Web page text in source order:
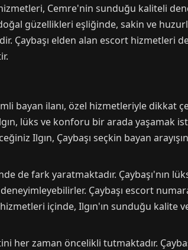
Cemre'nin sunduğu kaliteli
güzellikleri eşliğinde, sakin ve
Çaybaşı elden alan escort hizmetleri
bayan ilanı, özel hizmetleriyle dikkat
lüks ve konforu bir arada yaşamak
Ilgın, Çaybaşı seçkin bayan
de fark yaratmaktadır. Çaybaşı'nın
Çaybaşı escort
içinde, Ilgın'ın sunduğu kalite
her zaman öncelikli tutmaktadır.